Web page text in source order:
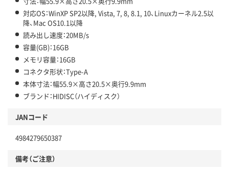
対応OS：WinXP SP2以降, Vista, 7, 8, 8.1, 10、Linuxカーネル2.5以
降、Mac OS10.1以降
読み出し速度：20MB/s
容量(GB)：16GB
メモリ容量：16GB
コネクタ形状：Type-A
本体寸法：幅55.9×高さ20.5×奥行9.9mm
ブランド：HIDISC（ハイディスク）
JANコード
4984279650387
備考（ご注意）